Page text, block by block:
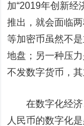
加“2019年创新经
推出，就会面临
等加密币虽然不
地盘；另一种压
不发数字货币，
在数字化经济
人民币的数字化